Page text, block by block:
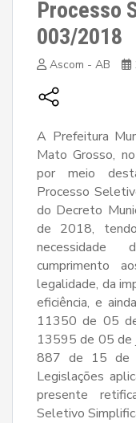
Processo
003/2018
Ascom - AB
A Prefeitura
Mato Grosso,
por meio
Processo
do Decreto
de 2018,
cumprimento
legalidade, da
eficiência, e
11350 de 05
13595 de 05 de
887 de 15 de
Legislações
presente
Seletivo